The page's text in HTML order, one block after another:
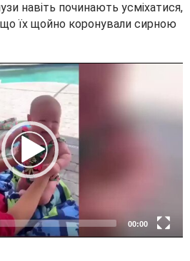
навіть починають усміхатися,
їх щойно коронували сирною
00:00